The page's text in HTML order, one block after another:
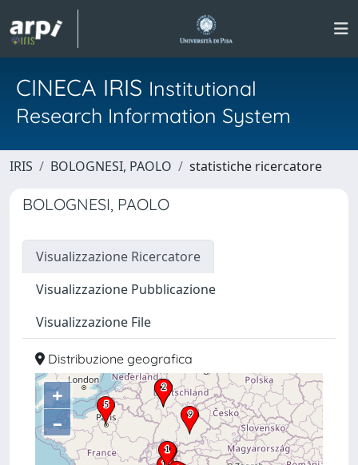
CINECA IRIS Institutional
Research Information System
IRIS BOLOGNESI, PAOLO statistiche ricercatore
BOLOGNESI, PAOLO
Visualizzazione Ricercatore
Visualizzazione Pubblicazione
Visualizzazione File
Distribuzione geografica
+
–